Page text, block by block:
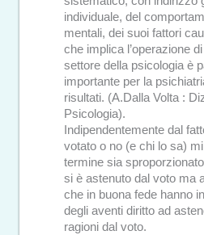
individuale, del
mentali, dei suoi fattori
che implica l’operazione
settore della psicologia è
importante per la
risultati. (A.Dalla Volta :
Psicologia).
Indipendentemente dal
votato o no (e chi lo sa)
termine sia
si è astenuto dal voto ma
che in buona fede hanno
degli aventi diritto ad
ragioni dal voto.